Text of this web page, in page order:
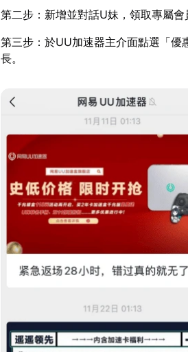
第二步：新增並對話U妹，領取專屬會
第三步：於UU加速器主介面點選「
長。